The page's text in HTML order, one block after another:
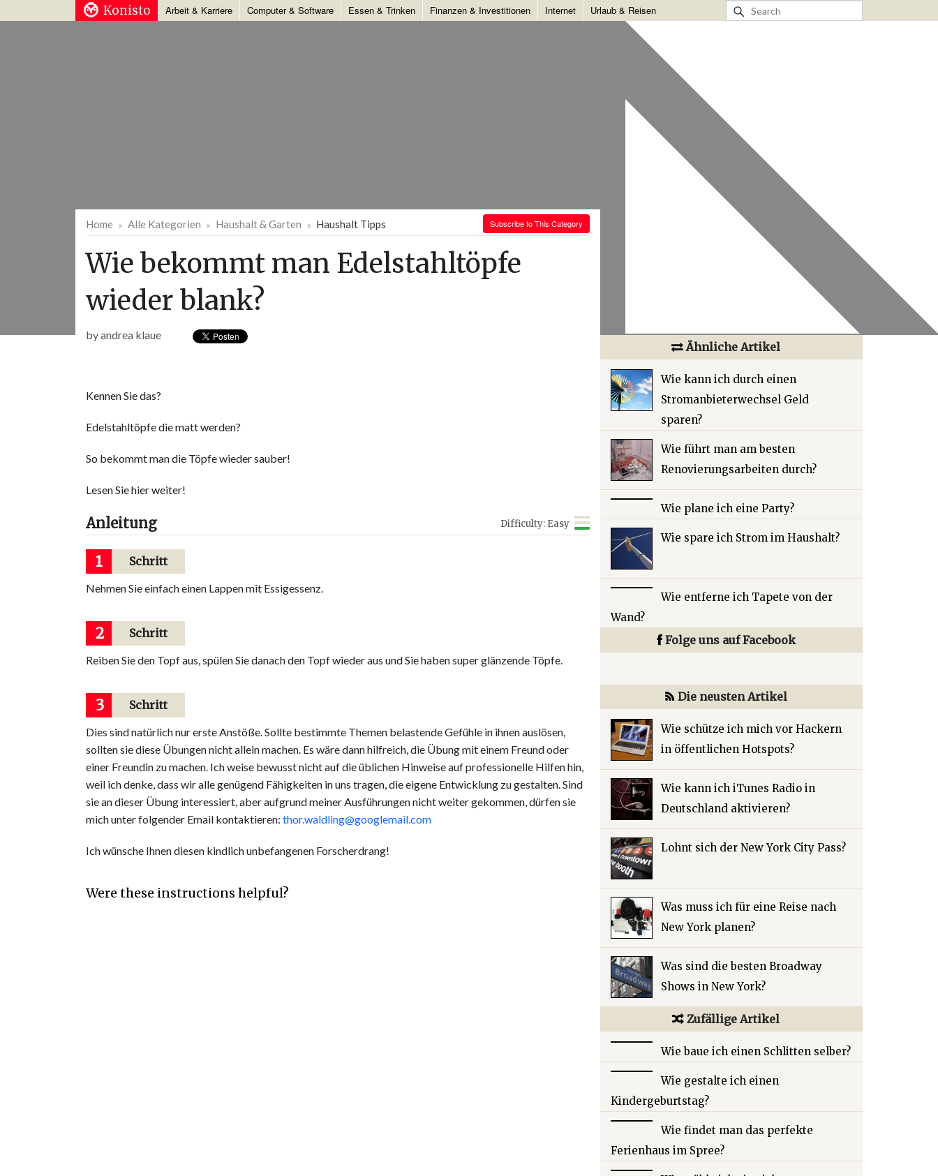
Konisto Arbeit & Karriere Computer & Software Essen & Trinken Finanzen & Investitionen Internet Urlaub & Reisen
Home Alle Kategorien Haushalt & Garten Haushalt Tipps Subscribe to This Category
Wie bekommt man Edelstahltöpfe
wieder blank?
byandrea klaue
Kennen Sie das?
Edelstahltöpfe die matt werden?
So bekommt man die Töpfe wieder sauber!
Lesen Sie hier weiter!
Anleitung Difficulty: Easy
1 Schritt
Nehmen Sie einfach einen Lappen mit Essigessenz.
2 Schritt
Reiben Sie den Topf aus, spülen Sie danach den Topf wieder aus und Sie haben super glänzende Töpfe.
3 Schritt
Dies sind natürlich nur erste Anstöße. Sollte bestimmte Themen belastende Gefühle in ihnen auslösen,
sollten sie diese Übungen nicht allein machen. Es wäre dann hilfreich, die Übung mit einem Freund oder
einer Freundin zu machen. Ich weise bewusst nicht auf die üblichen Hinweise auf professionelle Hilfen hin,
weil ich denke, dass wir alle genügend Fähigkeiten in uns tragen, die eigene Entwicklung zu gestalten. Sind
sie an dieser Übung interessiert, aber aufgrund meiner Ausführungen nicht weiter gekommen, dürfen sie
mich unter folgender Email kontaktieren: thor.waldling@googlemail.com
Ich wünsche Ihnen diesen kindlich unbefangenen Forscherdrang!
Were these instructions helpful?
Ähnliche Artikel
Wie kann ich durch einen
Stromanbieterwechsel Geld
sparen?
Wie führt man am besten
Renovierungsarbeiten durch?
Wie plane ich eine Party?
Wie spare ich Strom im Haushalt?
Wie entferne ich Tapete von der
Wand?
Folge uns auf Facebook
Die neusten Artikel
Wie schütze ich mich vor Hackern
in öffentlichen Hotspots?
Wie kann ich iTunes Radio in
Deutschland aktivieren?
Lohnt sich der New York City Pass?
Was muss ich für eine Reise nach
New York planen?
Was sind die besten Broadway
Shows in New York?
Zufällige Artikel
Wie baue ich einen Schlitten selber?
Wie gestalte ich einen
Kindergeburtstag?
Wie findet man das perfekte
Ferienhaus im Spree?